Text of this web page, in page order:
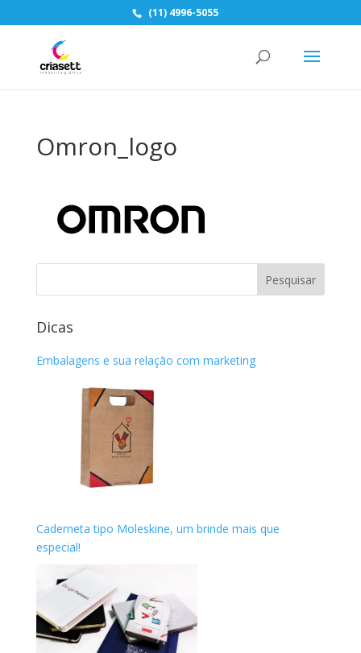
(11) 4996-5055
Omron_logo
Dicas
Embalagens e sua relação com marketing
Caderneta tipo Moleskine, um brinde mais que
especial!